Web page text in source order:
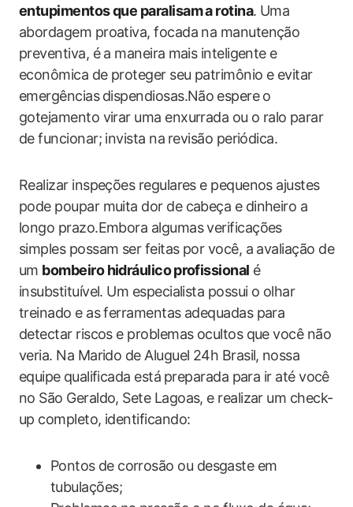
entupimentos que paralisam a rotina. Uma⁤
abordagem ​proativa, focada na manutenção
preventiva, é‍ a maneira ⁣mais ‍inteligente e
econômica de proteger seu patrimônio e evitar
emergências⁣ dispendiosas.Não⁢ espere o
gotejamento virar uma enxurrada ou o ralo⁤ parar
de funcionar; invista na ⁤revisão periódica.
Realizar inspeções regulares e pequenos ajustes⁤
pode poupar muita ‍dor de cabeça e dinheiro a
‍longo prazo.Embora algumas verificações
simples possam ser feitas por você, a avaliação de
um bombeiro hidráulico ⁢profissional é
insubstituível. Um especialista possui o olhar
treinado ‍e as ferramentas adequadas para
detectar riscos e problemas ocultos que você não
veria. ‍Na Marido de Aluguel 24h Brasil,⁤ nossa
equipe⁤ qualificada está ⁣preparada para ir até você
no São Geraldo,‌ Sete Lagoas, e realizar‌ um check-
up‍ completo, identificando:
Pontos⁣ de ‍corrosão ou desgaste em
tubulações;